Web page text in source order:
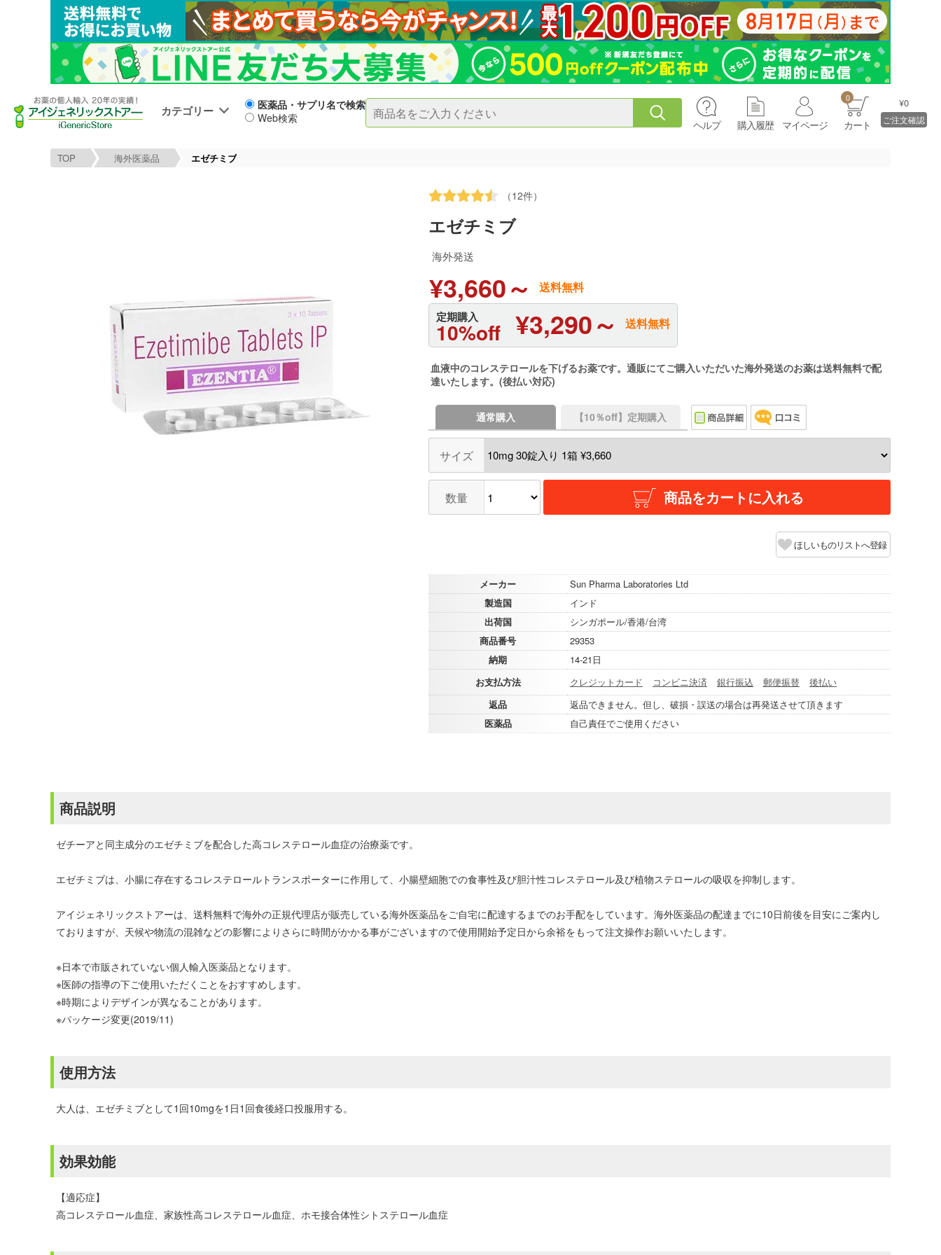
カテゴリー
医薬品・サプリ名で検索
Web検索
ヘルプ 購入履歴 マイページ
0
カート
¥0
ご注文確認
TOP 海外医薬品 エゼチミブ
（12件）
エゼチミブ
海外発送
¥3,660～ 送料無料
定期購入
10%off ¥3,290～ 送料無料
血液中のコレステロールを下げるお薬です。通販にてご購入いただいた海外発送のお薬は送料無料で配
達いたします。(後払い対応)
通常購入 【10％off】定期購入
サイズ
数量 商品をカートに入れる
ほしいものリストへ登録
メーカー
Sun Pharma Laboratories Ltd
製造国
インド
出荷国
シンガポール/香港/台湾
商品番号
29353
納期
14-21日
お支払方法
クレジットカード コンビニ決済 銀行振込 郵便振替
後払い
返品
返品できません。但し、破損・誤送の場合は再発送させて頂きます
医薬品
自己責任でご使用ください
商品説明
ゼチーアと同主成分のエゼチミブを配合した高コレステロール血症の治療薬です。
エゼチミブは、小腸に存在するコレステロールトランスポーターに作用して、小腸壁細胞での食事性及び胆汁性コレステロール及び植物ステロールの吸収を抑制します。
アイジェネリックストアーは、送料無料で海外の正規代理店が販売している海外医薬品をご自宅に配達するまでのお手配をしています。海外医薬品の配達までに10日前後を目安にご案内し
ておりますが、天候や物流の混雑などの影響によりさらに時間がかかる事がございますので使用開始予定日から余裕をもって注文操作お願いいたします。
※日本で市販されていない個人輸入医薬品となります。
※医師の指導の下ご使用いただくことをおすすめします。
※時期によりデザインが異なることがあります。
※パッケージ変更(2019/11)
使用方法
大人は、エゼチミブとして1回10mgを1日1回食後経口投服用する。
効果効能
【適応症】
高コレステロール血症、家族性高コレステロール血症、ホモ接合体性シトステロール血症